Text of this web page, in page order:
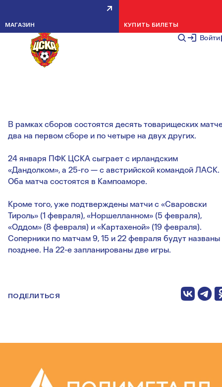
Войти
МАГАЗИН КУПИТЬ БИЛЕТЫ
РАСПИСАНИЕ ЗИМНИХ СБОРОВ
ПФК ЦСКА
НОВОСТИ КОМАНДЫ
В рамках сборов состоятся десять товарищеских
два на первом сборе и по четыре на двух других.
24 января ПФК ЦСКА сыграет с ирландским
«Дандолком», а 25-го — с австрийской командой ЛАСК.
Оба матча состоятся в Кампоаморе.
Кроме того, уже подтверждены матчи с «Сваровски
Тироль» (1 февраля), «Норшелланном» (5 февраля),
«Оддом» (8 февраля) и «Картахеной» (19 февраля).
Соперники по матчам 9, 15 и 22 февраля будут названы
позднее. На 22-е запланированы две игры.
ПОДЕЛИТЬСЯ